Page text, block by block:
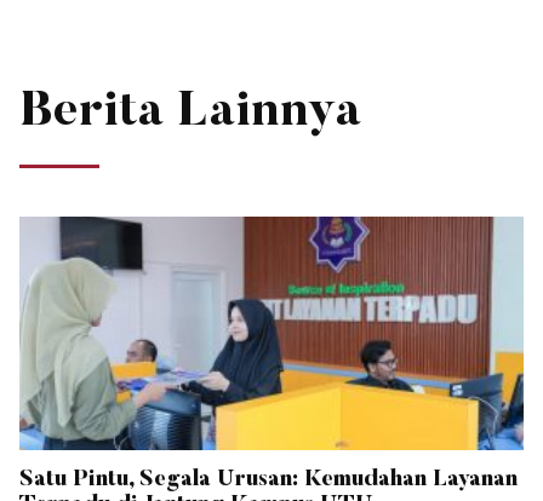
Berita Lainnya
Satu Pintu, Segala Urusan: Kemudahan Layanan